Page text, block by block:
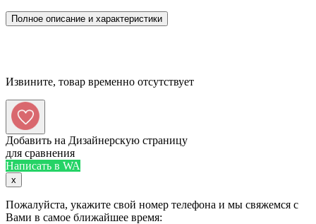
Полное описание и характеристики
Извините, товар временно отсутствует
Добавить на Дизайнерскую страницу
для сравнения
Написать в WA
x
Пожалуйста, укажите свой номер телефона и мы свяжемся с
Вами в самое ближайшее время: